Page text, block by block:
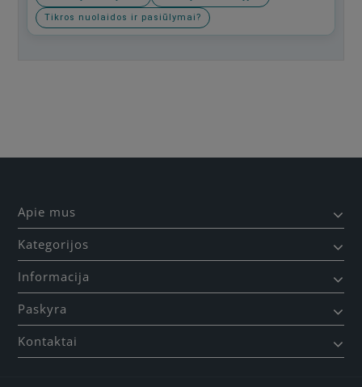
Tikros nuolaidos ir pasiūlymai?
Apie mus
Kategorijos
Informacija
Paskyra
Kontaktai